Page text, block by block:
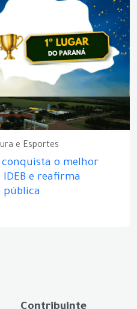
e Esportes
o melhor
e reafirma
pública